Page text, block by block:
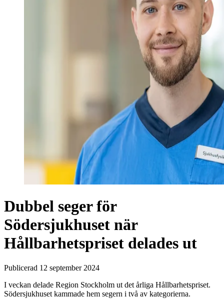
Dubbel seger för
Södersjukhuset när
Hållbarhetspriset delades ut
Publicerad 12 september 2024
I veckan delade Region Stockholm ut det årliga Hållbarhetspriset.
Södersjukhuset kammade hem segern i två av kategorierna.